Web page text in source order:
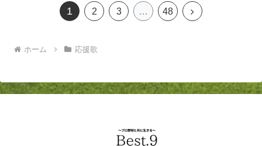
1 2 3 … 48
次
ホーム 応援歌